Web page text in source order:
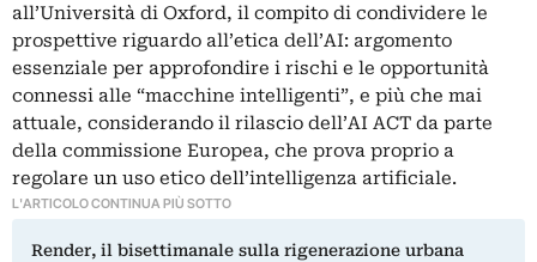
all’Università di Oxford, il compito di condividere le
prospettive riguardo all’etica dell’AI: argomento
essenziale per approfondire i rischi e le opportunità
connessi alle “macchine intelligenti”, e più che mai
attuale, considerando il rilascio dell’AI ACT da parte
della commissione Europea, che prova proprio a
regolare un uso etico dell’intelligenza artificiale.
L'ARTICOLO CONTINUA PIÙ SOTTO
Render, il bisettimanale sulla rigenerazione urbana